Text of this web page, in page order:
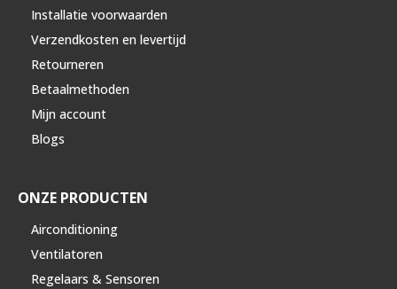
Installatie voorwaarden
Verzendkosten en levertijd
Retourneren
Betaalmethoden
Mijn account
Blogs
ONZE PRODUCTEN
Airconditioning
Ventilatoren
Regelaars & Sensoren